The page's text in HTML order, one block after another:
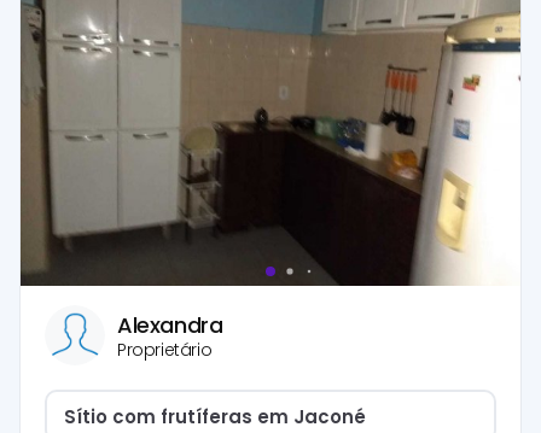
Alexandra
Proprietário
Sítio com frutíferas em Jaconé